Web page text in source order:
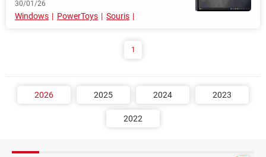
30/01/26
Windows PowerToys Souris
1
2026 2025 2024 2023
2022